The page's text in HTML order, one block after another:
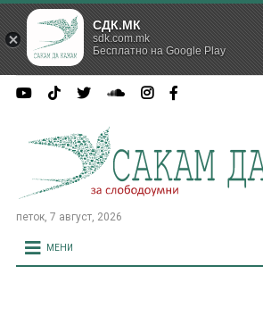
петок, 7 август, 2026
МЕНИ
СДК.МК
sdk.com.mk
Бесплатно на Google Play